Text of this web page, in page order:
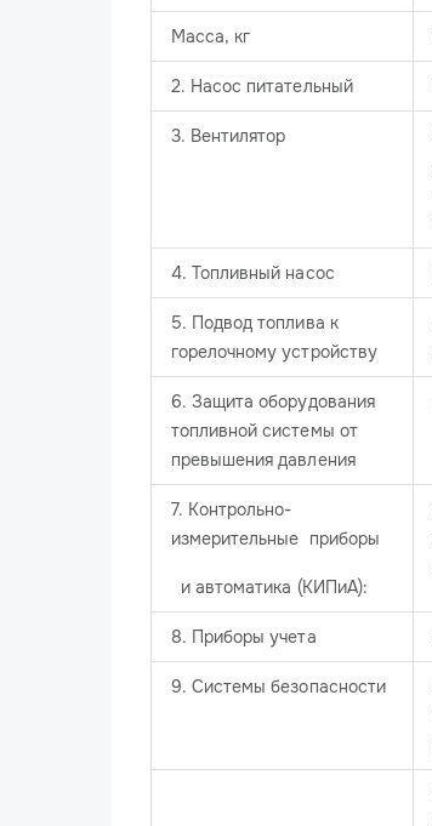
Масса, кг
2. Насос питательный
3. Вентилятор
4. Топливный насос
5. Подвод топлива к
горелочному устройству
6. Защита оборудования
топливной системы от
превышения давления
7. Контрольно-
измерительные приборы
и автоматика (КИПиА):​
8. Приборы учета
9. Системы безопасности